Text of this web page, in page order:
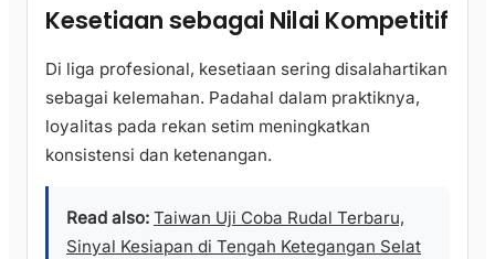
Kesetiaan sebagai Nilai Kompetitif
Di liga profesional, kesetiaan sering disalahartikan
sebagai kelemahan. Padahal dalam praktiknya,
loyalitas pada rekan setim meningkatkan
konsistensi dan ketenangan.
Read also: Taiwan Uji Coba Rudal Terbaru,
Sinyal Kesiapan di Tengah Ketegangan Selat